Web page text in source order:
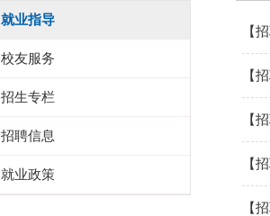
就业指导
校友服务
招生专栏
招聘信息
就业政策
【
【
【
【
【